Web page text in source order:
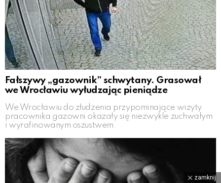
Fałszywy „gazownik” schwytany. Grasował
we Wrocławiu wyłudzając pieniądze
We Wrocławiu do złudzenia przypominające wizyty
pracownika gazowni okazały się niezwykle zuchwałym
i wyrafinowanym oszustwem.
zamknij